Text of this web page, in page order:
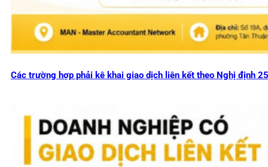
Các trường hợp phải kê khai giao dịch liên kết theo Nghị định